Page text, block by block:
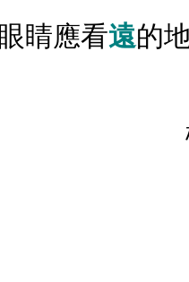
眼睛應看遠的